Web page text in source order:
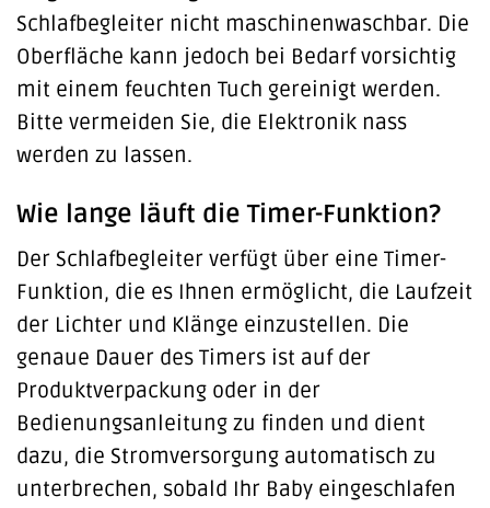
Schlafbegleiter nicht maschinenwaschbar. Die
Oberfläche kann jedoch bei Bedarf vorsichtig
mit einem feuchten Tuch gereinigt werden.
Bitte vermeiden Sie, die Elektronik nass
werden zu lassen.
Wie lange läuft die Timer-Funktion?
Der Schlafbegleiter verfügt über eine Timer-
Funktion, die es Ihnen ermöglicht, die Laufzeit
der Lichter und Klänge einzustellen. Die
genaue Dauer des Timers ist auf der
Produktverpackung oder in der
Bedienungsanleitung zu finden und dient
dazu, die Stromversorgung automatisch zu
unterbrechen, sobald Ihr Baby eingeschlafen